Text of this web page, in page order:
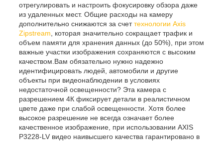
отрегулировать и настроить фокусировку обзора даже
из удаленных мест. Общие расходы на камеру
дополнительно снижаются за счеттехнологии Axis
Zipstream , которая значительно сокращает трафик и
объем памяти для хранения данных (до 50%), при этом
важные участки изображения сохраняются с высоким
качеством.Вам обязательно нужно надежно
идентифицировать людей, автомобили и другие
объекты при видеонаблюдении в условиях
недостаточной освещенности? Эта камера с
разрешением 4К фиксирует детали в реалистичном
цвете даже при слабой освещенности. Хотя более
высокое разрешение не всегда означает более
качественное изображение, при использовании AXIS
P3228-LV видео наивысшего качества гарантировано в